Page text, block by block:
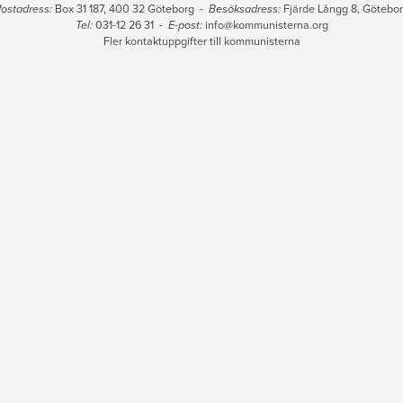
Box 31 187, 400 32 Göteborg - Besöksadress:Fjärde Långg 8,
Tel:031-12 26 31 - E-post: info@kommunisterna.org
Fler kontaktuppgifter till kommunisterna